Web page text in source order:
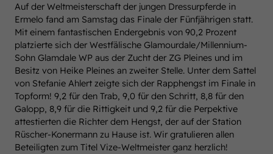
Auf der Weltmeisterschaft der jungen Dressurpferde in
Ermelo fand am Samstag das Finale der Fünfjährigen statt.
Mit einem fantastischen Endergebnis von 90,2 Prozent
platzierte sich der Westfälische Glamourdale/Millennium-
Sohn Glamdale WP aus der Zucht der ZG Pleines und im
Besitz von Heike Pleines an zweiter Stelle. Unter dem Sattel
von Stefanie Ahlert zeigte sich der Rapphengst im Finale in
Topform! 9,2 für den Trab, 9,0 für den Schritt, 8,8 für den
Galopp, 8,9 für die Rittigkeit und 9,2 für die Perpektive
attestierten die Richter dem Hengst, der auf der Station
Rüscher-Konermann zu Hause ist. Wir gratulieren allen
Beteiligten zum Titel Vize-Weltmeister ganz herzlich!